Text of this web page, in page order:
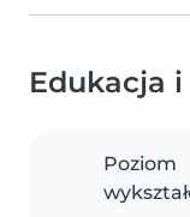
Edukacja
Poziom